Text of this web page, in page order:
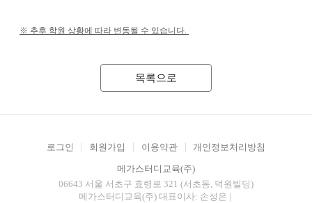
※ 추후 학원 상황에 따라 변동될 수 있습니다.
목록으로
로그인 회원가입 이용약관 개인정보처리방침
메가스터디교육(주)
06643 서울 서초구 효령로 321 (서초동, 덕원빌딩)
메가스터디교육(주) 대표이사: 손성은 |